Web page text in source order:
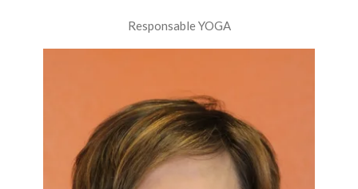
Responsable YOGA